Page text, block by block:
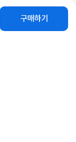
구매하기
스프링코드 꼬임방지 케
이블 수화기선 (블랙) [YT-TSB44]